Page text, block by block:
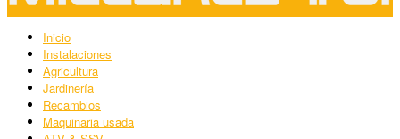
Inicio
Instalaciones
Agricultura
Jardinería
Recambios
Maquinaria usada